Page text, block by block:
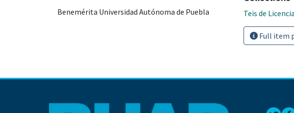
Benemérita Universidad Autónoma de Puebla Teis de
Full item